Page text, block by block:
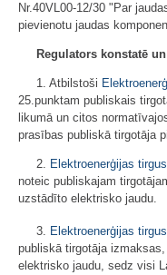
Nr.40VL00-12/30 "Par
pievienotu jaudas
Regulators konstatē
1. Atbilstoši
25.punktam publiskais
likumā un citos
prasības publiskā tirgotāja
2. Elektroenerģijas
noteic publiskajam
uzstādīto elektrisko jaudu.
3. Elektroenerģijas
publiskā tirgotāja
elektrisko jaudu, sedz visi